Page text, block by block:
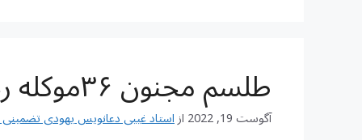
طلسم مجنون ۳۶موکله رحمانی وعرفانی
آگوست 19, 2022 ازاستاد غیبی دعانویس یهودی تضمینی شماره